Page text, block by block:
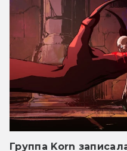
Группа Korn